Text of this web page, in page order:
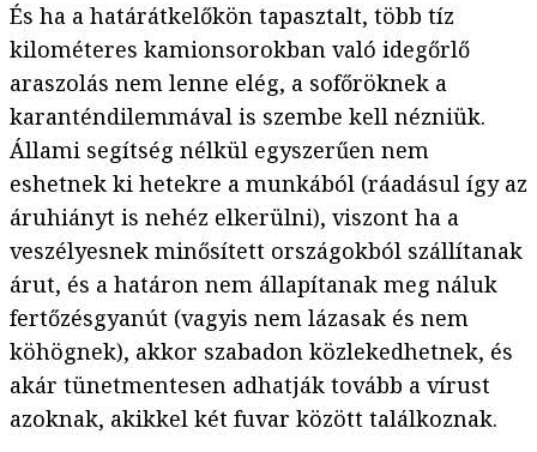
És ha a határátkelőkön tapasztalt, több tíz
kilométeres kamionsorokban való idegőrlő
araszolás nem lenne elég, a sofőröknek a
karanténdilemmával is szembe kell nézniük.
Állami segítség nélkül egyszerűen nem
eshetnek ki hetekre a munkából (ráadásul így az
áruhiányt is nehéz elkerülni), viszont ha a
veszélyesnek minősített országokból szállítanak
árut, és a határon nem állapítanak meg náluk
fertőzésgyanút (vagyis nem lázasak és nem
köhögnek), akkor szabadon közlekedhetnek, és
akár tünetmentesen adhatják tovább a vírust
azoknak, akikkel két fuvar között találkoznak.